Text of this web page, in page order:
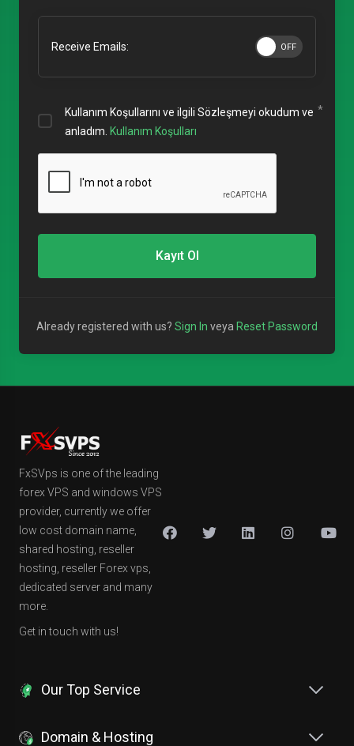
Receive Emails:
Kullanım Koşullarını ve ilgili Sözleşmeyi okudum ve
anladım. Kullanım Koşulları
Kayıt Ol
Already registered with us? Sign In veya Reset Password
FxSVps is one of the leading
forex VPS and windows VPS
provider, currently we offer
low cost domain name,
shared hosting, reseller
hosting, reseller Forex vps,
dedicated server and many
more.
Get in touch with us!
Our Top Service
Domain & Hosting